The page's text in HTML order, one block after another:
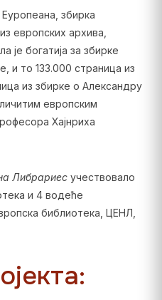
збирка
европских архива,
је богатија за збирке
и то 133.000 страница из
из збирке о Александру
европским
Хајнриха
Либрариесучествовало
и 4 водеће
библиотека, ЦЕНЛ,